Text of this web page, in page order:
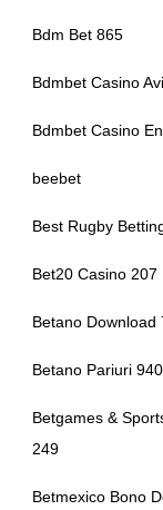
Bdm Bet 865
Bdmbet Casino
Bdmbet Casino
beebet
Best Rugby
Bet20 Casino 207
Betano Download
Betano Pariuri 940
Betgames &
249
Betmexico Bono